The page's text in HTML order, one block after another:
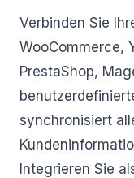
Verbinden Sie
WooCommerce,
PrestaShop,
synchronisiert
Integrieren Sie